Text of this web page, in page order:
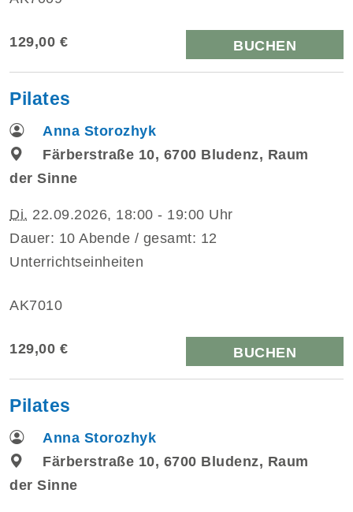
129,00 € BUCHEN
Pilates
Anna Storozhyk
Färberstraße 10, 6700 Bludenz, Raum
der Sinne
Di. 22.09.2026, 18:00 - 19:00 Uhr
Dauer: 10 Abende / gesamt: 12
Unterrichtseinheiten
AK7010
129,00 € BUCHEN
Pilates
Anna Storozhyk
Färberstraße 10, 6700 Bludenz, Raum
der Sinne